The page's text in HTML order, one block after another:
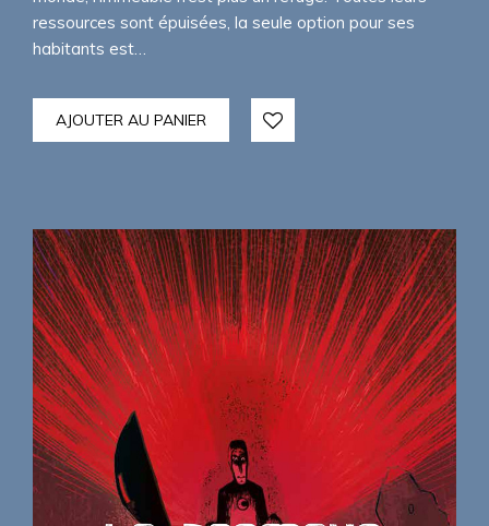
ressources sont épuisées, la seule option pour ses
habitants est…
AJOUTER AU PANIER